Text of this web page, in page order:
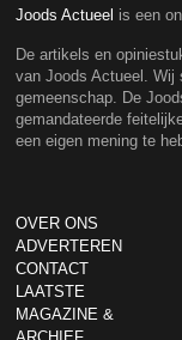
Joods Actueel is een
De artikels en
van Joods Actueel. Wij
gemeenschap. De
gemandateerde
een eigen mening te
OVER ONS
ADVERTEREN
CONTACT
LAATSTE
MAGAZINE &